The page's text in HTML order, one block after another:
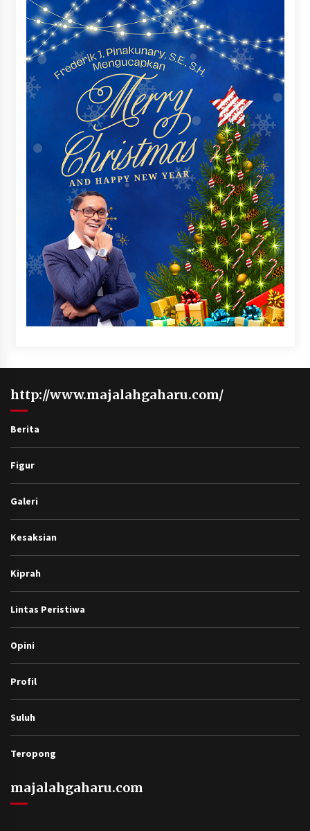
http://www.majalahgaharu.com/
Berita
Figur
Galeri
Kesaksian
Kiprah
Lintas Peristiwa
Opini
Profil
Suluh
Teropong
majalahgaharu.com